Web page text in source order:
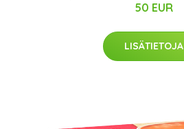
50 EUR
LISÄTIETOJA